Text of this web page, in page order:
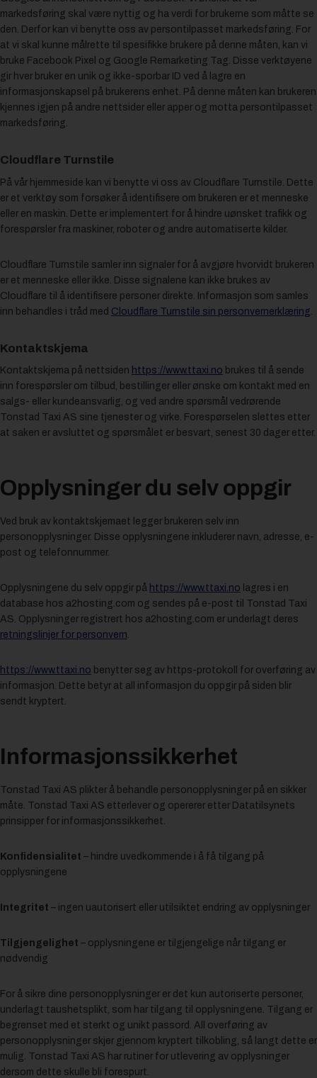
markedsføring skal være nyttig og ha verdi for brukerne som måtte se
den. Derfor kan vi benytte oss av persontilpasset markedsføring. For
at vi skal kunne målrette til spesifikke brukere på denne måten, kan vi
bruke Facebook Pixel og Google Remarketing Tag. Disse verktøyene
gir hver bruker en unik og ikke-sporbar ID ved å lagre en
informasjonskapsel på brukerens enhet. På denne måten kan brukeren
kjennes igjen på andre nettsider eller apper og motta persontilpasset
markedsføring.
Cloudflare Turnstile
På vår hjemmeside kan vi benytte vi oss av Cloudflare Turnstile. Dette
er et verktøy som forsøker å identifisere om brukeren er et menneske
eller en maskin. Dette er implementert for å hindre uønsket trafikk og
forespørsler fra maskiner, roboter og andre automatiserte kilder.
Cloudflare Turnstile samler inn signaler for å avgjøre hvorvidt brukeren
er et menneske eller ikke. Disse signalene kan ikke brukes av
Cloudflare til å identifisere personer direkte. Informasjon som samles
inn behandles i tråd med Cloudflare Turnstile sin personvernerklæring
Kontaktskjema
Kontaktskjema på nettsiden https://www.ttaxi.no brukes til å sende
inn forespørsler om tilbud, bestillinger eller ønske om kontakt med en
salgs- eller kundeansvarlig, og ved andre spørsmål vedrørende
Tonstad Taxi AS sine tjenester og virke. Forespørselen slettes etter
at saken er avsluttet og spørsmålet er besvart, senest 30 dager etter.
Opplysninger du selv oppgir
Ved bruk av kontaktskjemaet legger brukeren selv inn
personopplysninger. Disse opplysningene inkluderer navn, adresse, e-
post og telefonnummer.
Opplysningene du selv oppgir på https://www.ttaxi.no lagres i en
database hos a2hosting.com og sendes på e-post til Tonstad Taxi
AS. Opplysninger registrert hos a2hosting.com er underlagt deres
retningslinjer for personvern
https://www.ttaxi.no benytter seg av https-protokoll for overføring av
informasjon. Dette betyr at all informasjon du oppgir på siden blir
sendt kryptert.
Informasjonssikkerhet
Tonstad Taxi AS plikter å behandle personopplysninger på en sikker
måte. Tonstad Taxi AS etterlever og opererer etter Datatilsynets
prinsipper for informasjonssikkerhet.
Konfidensialitet – hindre uvedkommende i å få tilgang på
opplysningene
Integritet – ingen uautorisert eller utilsiktet endring av opplysninger
Tilgjengelighet – opplysningene er tilgjengelige når tilgang er
nødvendig
For å sikre dine personopplysninger er det kun autoriserte personer,
underlagt taushetsplikt, som har tilgang til opplysningene. Tilgang er
begrenset med et sterkt og unikt passord. All overføring av
personopplysninger skjer gjennom kryptert tilkobling, så langt dette er
mulig. Tonstad Taxi AS har rutiner for utlevering av opplysninger
dersom dette skulle bli forespurt.